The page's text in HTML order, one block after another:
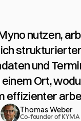
nutzen,
und
Ort,
effizienter
Thomas Weber
Co-founder of KYMA